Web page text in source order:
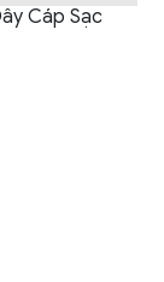
Cáp Sạc